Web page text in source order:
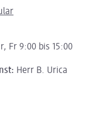
Fr 9:00 bis 15:00
Herr B. Urica